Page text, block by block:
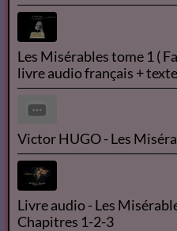
Les Misérables tome 1 (
livre audio français +
Victor HUGO - Les
Livre audio - Les
Chapitres 1-2-3